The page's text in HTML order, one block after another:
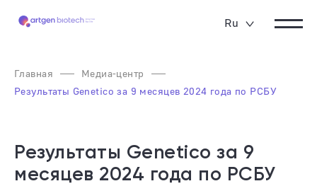
Ru
Главная
Медиа-центр
Результаты Genetico за 9 месяцев 2024 года по РСБУ
Результаты Genetico за 9
месяцев 2024 года по РСБУ